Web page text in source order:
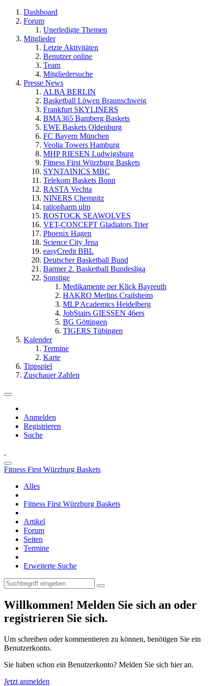
Dashboard
Forum
Unerledigte Themen
Mitglieder
Letzte Aktivitäten
Benutzer online
Team
Mitgliedersuche
Presse News
ALBA BERLIN
Basketball Löwen Braunschweig
Frankfurt SKYLINERS
BMA365 Bamberg Baskets
EWE Baskets Oldenburg
FC Bayern München
Veolia Towers Hamburg
MHP RIESEN Ludwigsburg
Fitness First Würzburg Baskets
SYNTAINICS MBC
Telekom Baskets Bonn
RASTA Vechta
NINERS Chemnitz
ratiopharm ulm
ROSTOCK SEAWOLVES
VET-CONCEPT Gladiators Trier
Phoenix Hagen
Science City Jena
easyCredit BBL
Deutscher Basketball Bund
Barmer 2. Basketball Bundesliga
Sonstige
Medikamente per Klick Bayreuth
HAKRO Merlins Crailsheim
MLP Academics Heidelberg
JobStairs GIESSEN 46ers
BG Göttingen
TIGERS Tübingen
Kalender
Termine
Karte
Tippspiel
Zuschauer Zahlen
Anmelden
Registrieren
Suche
Fitness First Würzburg Baskets
Alles
Fitness First Würzburg Baskets
Artikel
Forum
Seiten
Termine
Erweiterte Suche
Willkommen! Melden Sie sich an oder
registrieren Sie sich.
Um schreiben oder kommentieren zu können, benötigen Sie ein
Benutzerkonto.
Sie haben schon ein Benutzerkonto? Melden Sie sich hier an.
Jetzt anmelden